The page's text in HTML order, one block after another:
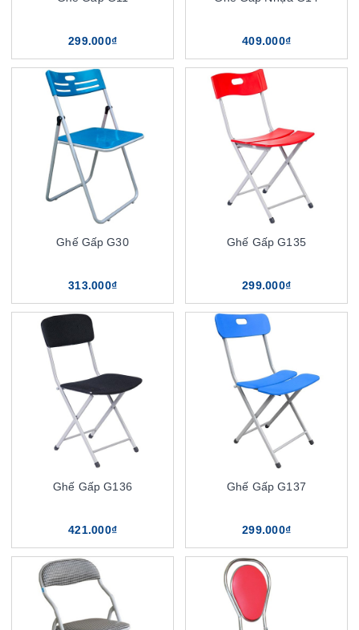
299.000₫ 409.000₫
Ghế Gấp G30
313.000₫
Ghế Gấp G135
299.000₫
Ghế Gấp G136
421.000₫
Ghế Gấp G137
299.000₫